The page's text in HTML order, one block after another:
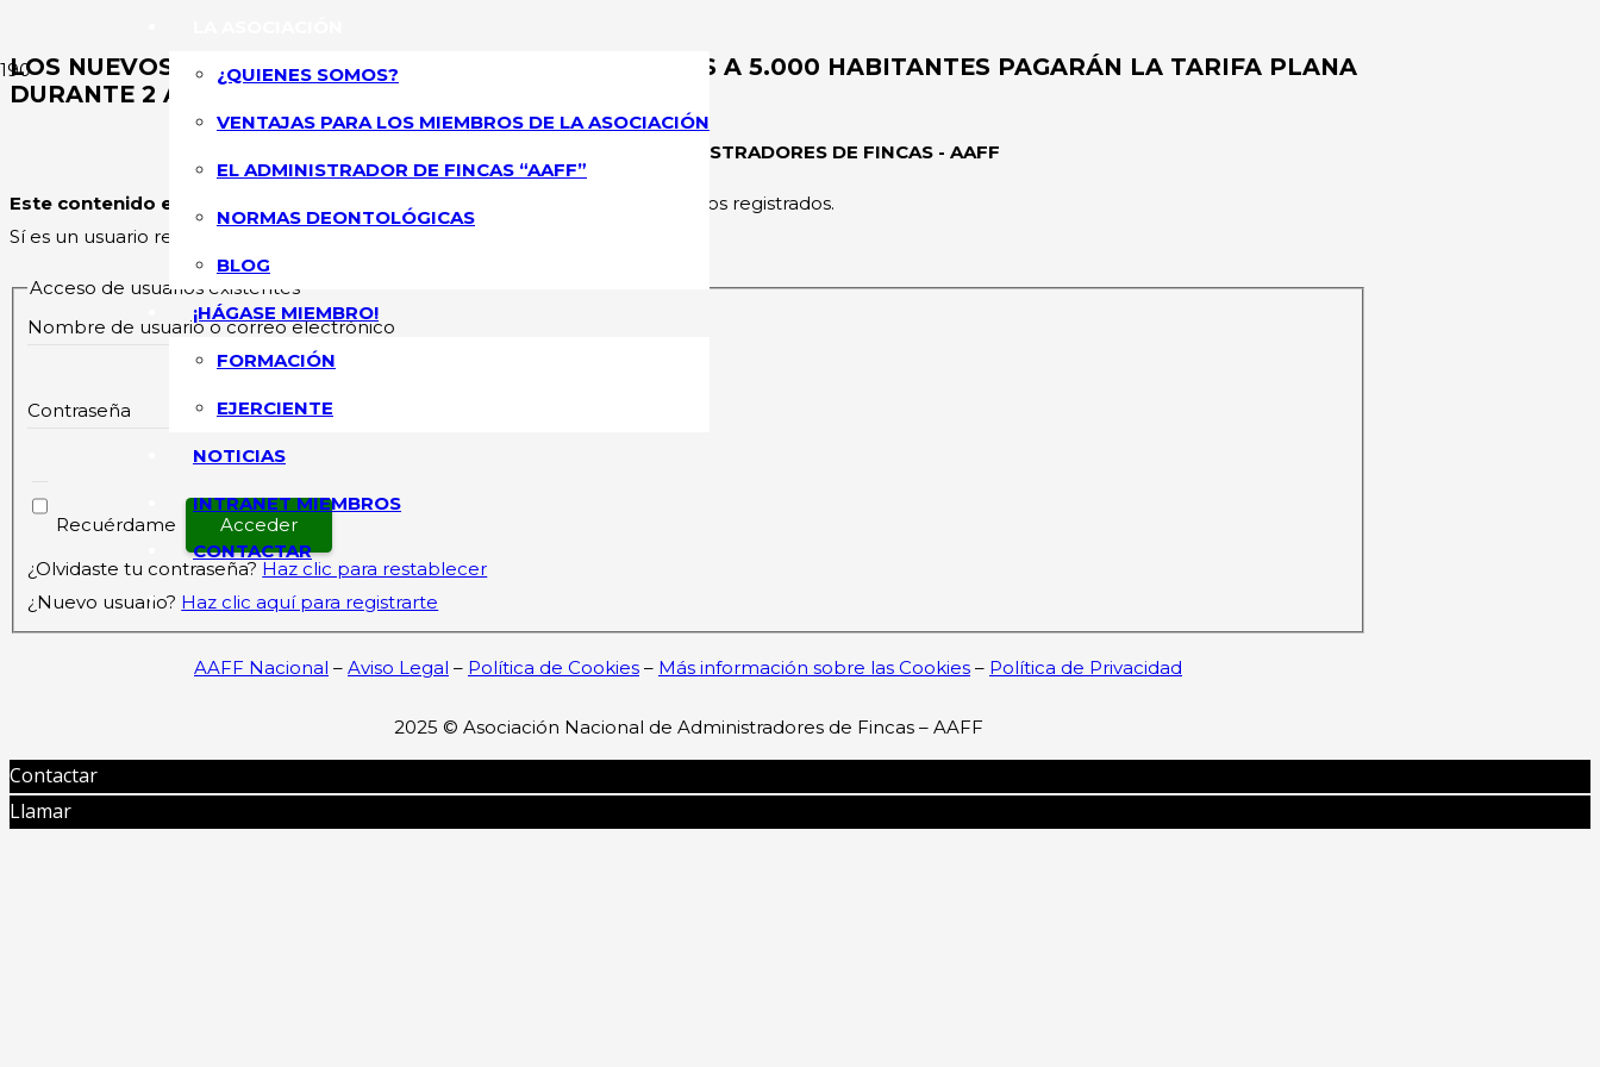
¿QUIENES SOMOS?
VENTAJAS PARA LOS MIEMBROS DE LA ASOCIACIÓN
EL ADMINISTRADOR DE FINCAS “AAFF”
NORMAS DEONTOLÓGICAS
BLOG
¡HÁGASE MIEMBRO!
FORMACIÓN
EJERCIENTE
NOTICIAS
INTRANET MIEMBROS
CONTACTAR
LOS NUEVOS AUTÓNOMOS DE MUNICIPIOS INFERIORES A 5.000 HABITANTES PAGARÁN LA TARIFA PLANA
DURANTE 2 AÑOS
ASOCIACIÓN NACIONAL DE ADMINISTRADORES DE FINCAS - AAFF
Este contenido esta restringido
y su acceso solo está permitido a los usuarios registrados.
Sí es un usuario registrado, por favor inicie sesión.
Acceso de usuarios existentes
Nombre de usuario o correo electrónico
Contraseña
Recuérdame
¿Olvidaste tu contraseña? Haz clic para restablecer
¿Nuevo usuario? Haz clic aquí para registrarte
AAFF Nacional – Aviso Legal – Política de Cookies – Más información sobre las Cookies – Política de Privacidad
2025 © Asociación Nacional de Administradores de Fincas – AAFF
Contactar
Llamar